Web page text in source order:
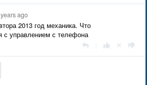
ago
2013 год механика. Что
с управлением с телефона